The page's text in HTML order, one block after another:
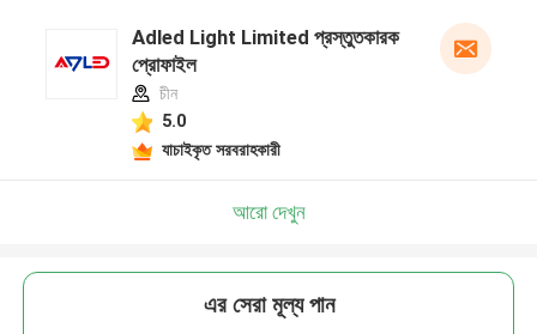
Adled Light Limited প্রস্তুতকারক
প্রোফাইল
চীন
5.0
যাচাইকৃত সরবরাহকারী
আরো দেখুন
এর সেরা মূল্য পান